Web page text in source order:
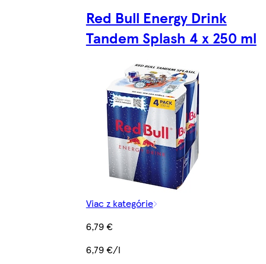
Red Bull Energy Drink
Tandem Splash 4 x 250 ml
Viac z kategórie
6,79 €
6,79 €/l